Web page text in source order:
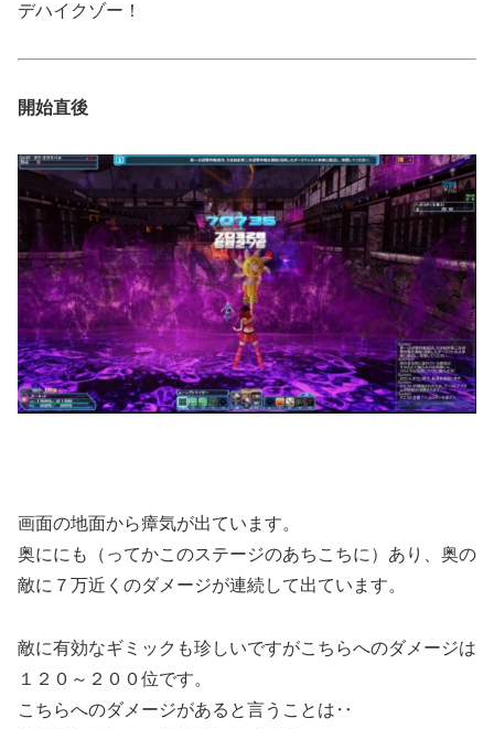
デハイクゾー！
開始直後
画面の地面から瘴気が出ています。
奥ににも（ってかこのステージのあちこちに）あり、奥の
敵に７万近くのダメージが連続して出ています。
敵に有効なギミックも珍しいですがこちらへのダメージは
１２０～２００位です。
こちらへのダメージがあると言うことは‥